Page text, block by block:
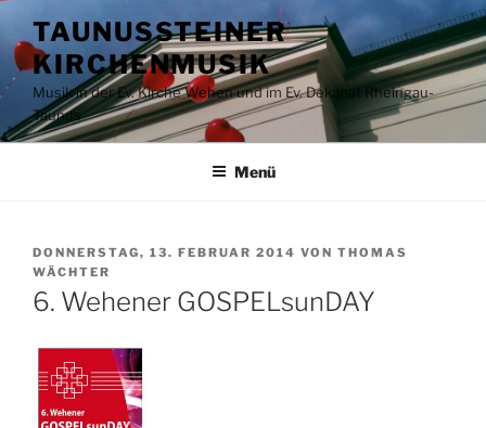
Inhalt
springen
TAUNUSSTEINER
KIRCHENMUSIK
Musik in der Ev. Kirche Wehen und im Ev. Dekanat Rheingau-
Taunus
Menü
VERÖFFENTLICHT
AM
DONNERSTAG, 13. FEBRUAR 2014 VON THOMAS
WÄCHTER
6. Wehener GOSPELsunDAY